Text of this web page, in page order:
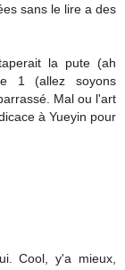
sans le lire a des
la pute (ah
1 (allez soyons
Mal ou l'art
à Yueyin pour
Cool, y'a mieux,